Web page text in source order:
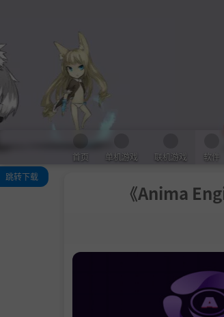
首页 单机游戏 联机游戏 软件
《Anima
跳转下载